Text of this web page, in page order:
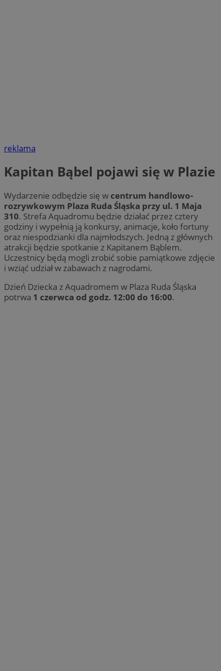
reklama
Kapitan Bąbel pojawi się w Plazie
Wydarzenie odbędzie się w centrum handlowo-
rozrywkowym Plaza Ruda Śląska przy ul. 1 Maja
310. Strefa Aquadromu będzie działać przez cztery
godziny i wypełnią ją konkursy, animacje, koło fortuny
oraz niespodzianki dla najmłodszych. Jedną z głównych
atrakcji będzie spotkanie z Kapitanem Bąblem.
Uczestnicy będą mogli zrobić sobie pamiątkowe zdjęcie
i wziąć udział w zabawach z nagrodami.
Dzień Dziecka z Aquadromem w Plaza Ruda Śląska
potrwa 1 czerwca od godz. 12:00 do 16:00.